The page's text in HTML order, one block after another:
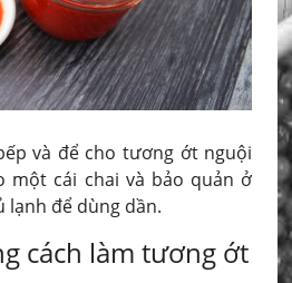
và để cho tương ớt nguội
một cái chai và bảo quản ở
lạnh để dùng dần.
cách làm tương ớt